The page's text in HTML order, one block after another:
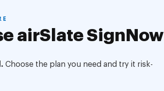
airSlate SignNow
Choose the plan you need and try it risk-